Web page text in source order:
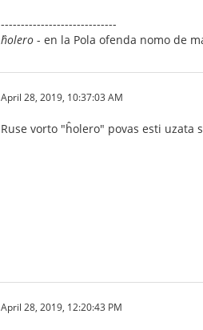
-----------------------------
ĥolero - en la Pola ofenda nomo de
April 28, 2019, 10:37:03 AM
Ruse vorto "ĥolero" povas esti uzata
April 28, 2019, 12:20:43 PM